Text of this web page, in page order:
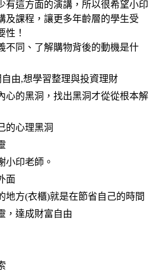
有這方面的演講，所以很希望小印
及課程，讓更多年齡層的學生受
性！
不同、了解購物背後的動機是什
由,想學習整理與投資理財
心的黑洞，找出黑洞才從從根本解
的心理黑洞
小印老師。
面
地方(衣櫃)就是在節省自己的時間
，達成財富自由